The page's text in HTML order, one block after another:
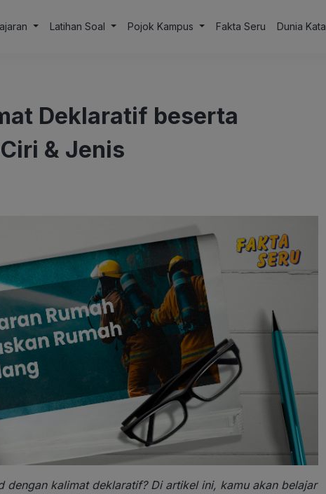
Latihan Soal Pojok Kampus Fakta Seru Dunia Kata
Deklaratif beserta
& Jenis
dengan kalimat deklaratif? Di artikel ini, kamu akan belajar